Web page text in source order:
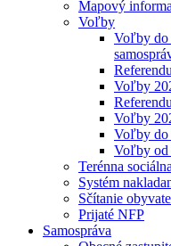
Mapový
Voľby
Voľby do
Voľby
Voľby
Voľby do
Voľby od
Terénna
Systém
Sčítanie
Prijaté NFP
Samospráva